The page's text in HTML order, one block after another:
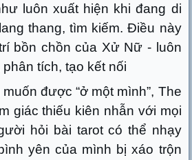
luôn xuất hiện khi đang di
thang, tìm kiếm. Điều này
bồn chồn của Xử Nữ - luôn
tích, tạo kết nối
được “ở một mình”, The
giác thiếu kiên nhẫn với mọi
hỏi bài tarot có thể nhạy
yên của mình bị xáo trộn